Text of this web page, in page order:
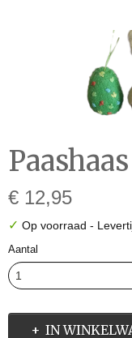
€ 12,95
✓ Op voorraad -
Aantal
IN